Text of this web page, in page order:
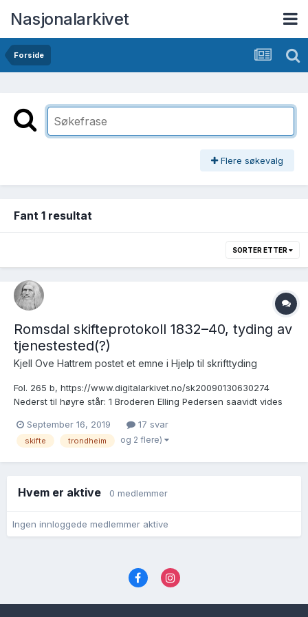
Nasjonalarkivet
Forside
Flere søkevalg
Fant 1 resultat
SORTER ETTER
Romsdal skifteprotokoll 1832–40, tyding av
tjenestested(?)
Kjell Ove Hattrem postet et emne i Hjelp til skrifttyding
Fol. 265 b, https://www.digitalarkivet.no/sk20090130630274
Nederst til høyre står: 1 Broderen Elling Pedersen saavidt vides
2. Broderen Halvor Pedersen tjener(?) paa (?). Jeg har stirret
på...
September 16, 2019 17 svar
skifte trondheim og 2 flere)
Hvem er aktive 0 medlemmer
Ingen innloggede medlemmer aktive